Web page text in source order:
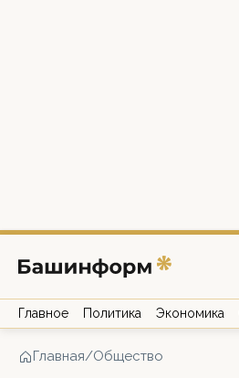
Главное Политика Экономика
Главная/Общество